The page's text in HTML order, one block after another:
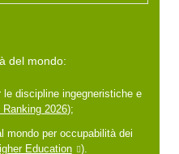
del mondo:
discipline ingegneristiche e
Ranking 2026);
mondo per occupabilità dei
Education ).